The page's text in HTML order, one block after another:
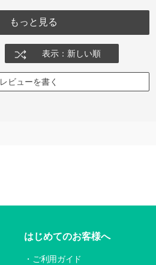
もっと見る
表示：新しい順
レビューを書く
はじめてのお客様へ
ご利用ガイド